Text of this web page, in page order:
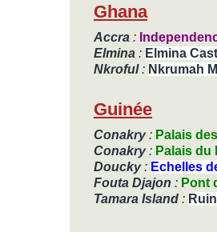
Ghana
Accra :
Elmina : Elmina
Nkroful: Nkrumah
Guinée
Conakry: Palais
Conakry: Palais du
Doucky: Echelles
Fouta Djajon : Pont
Tamara Island :